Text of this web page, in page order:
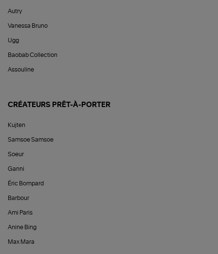
Autry
Vanessa Bruno
Ugg
Baobab Collection
Assouline
CRÉATEURS PRÊT-À-PORTER
Kujten
Samsoe Samsoe
Soeur
Ganni
Éric Bompard
Barbour
Ami Paris
Anine Bing
Max Mara